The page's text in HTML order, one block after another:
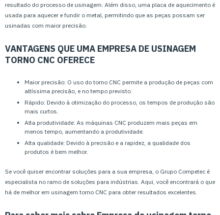
resultado do processo de usinagem. Além disso, uma placa de aquecimento é
usada para aquecer e fundir o metal, permitindo que as peças possam ser
usinadas com maior precisão.
VANTAGENS QUE UMA EMPRESA DE USINAGEM
TORNO CNC OFERECE
Maior precisão: O uso do torno CNC permite a produção de peças com
altíssima precisão, e no tempo previsto.
Rápido: Devido à otimização do processo, os tempos de produção são
mais curtos.
Alta produtividade: As máquinas CNC produzem mais peças em
menos tempo, aumentando a produtividade.
Alta qualidade: Devido à precisão e a rapidez, a qualidade dos
produtos é bem melhor.
Se você quiser encontrar soluções para a sua empresa, o Grupo Competec é
especialista no ramo de soluções para indústrias. Aqui, você encontrará o que
há de melhor em usinagem torno CNC para obter resultados excelentes.